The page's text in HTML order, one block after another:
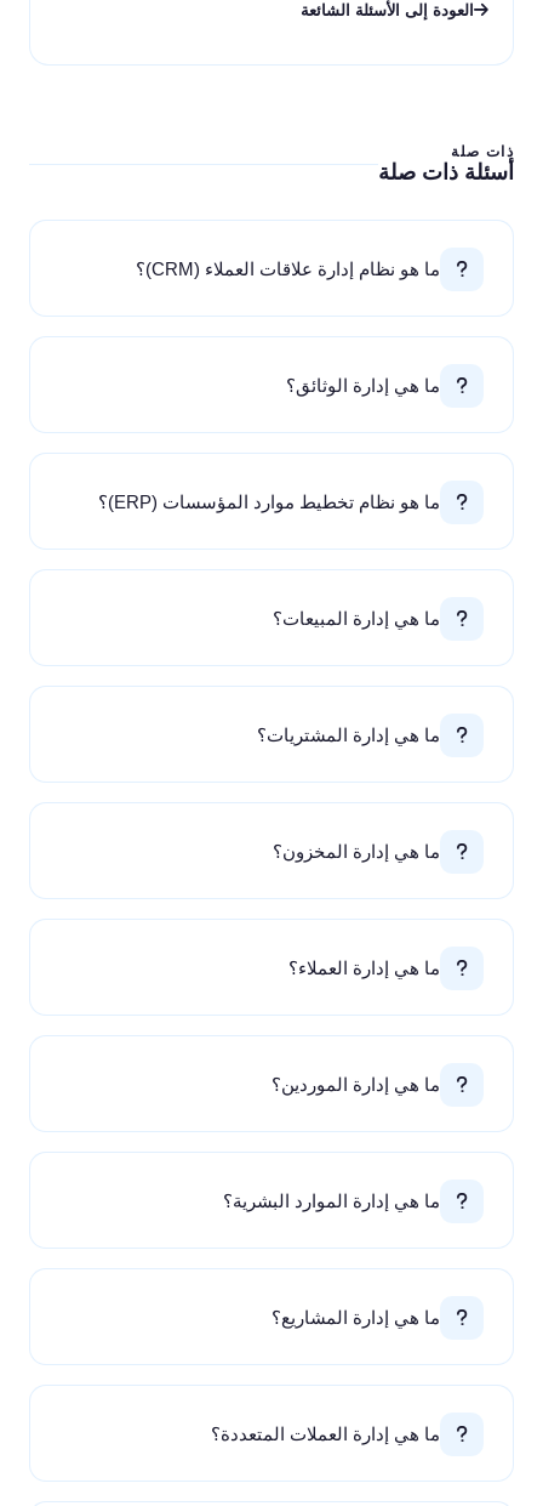
العودة إلى الأسئلة الشائعة
ذات صلة
أسئلة ذات صلة
ما هو نظام إدارة علاقات العملاء (CRM)؟
ما هي إدارة الوثائق؟
ما هو نظام تخطيط موارد المؤسسات (ERP)؟
ما هي إدارة المبيعات؟
ما هي إدارة المشتريات؟
ما هي إدارة المخزون؟
ما هي إدارة العملاء؟
ما هي إدارة الموردين؟
ما هي إدارة الموارد البشرية؟
ما هي إدارة المشاريع؟
ما هي إدارة العملات المتعددة؟